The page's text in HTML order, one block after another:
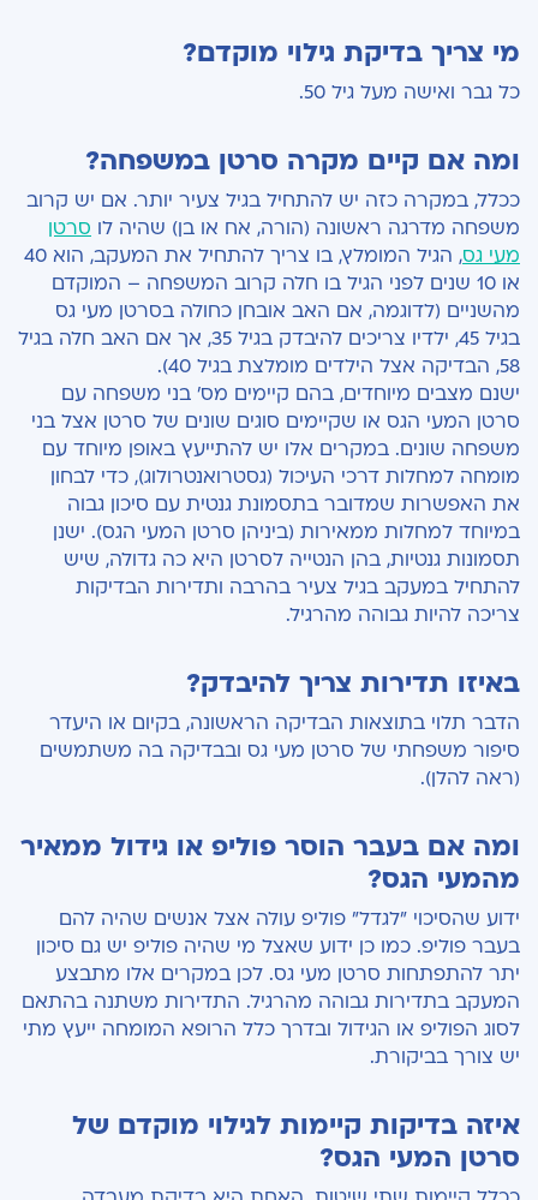
מי צריך בדיקת גילוי מוקדם?
כל גבר ואישה מעל גיל 50.
ומה אם קיים מקרה סרטן במשפחה?
ככלל, במקרה כזה יש להתחיל בגיל צעיר יותר. אם יש קרוב
משפחה מדרגה ראשונה (הורה, אח או בן) שהיה לו סרטן
מעי גס
, הגיל המומלץ, בו צריך להתחיל את המעקב, הוא 40
או 10 שנים לפני הגיל בו חלה קרוב המשפחה – המוקדם
מהשניים (לדוגמה, אם האב אובחן כחולה בסרטן מעי גס
בגיל 45, ילדיו צריכים להיבדק בגיל 35, אך אם האב חלה בגיל
58, הבדיקה אצל הילדים מומלצת בגיל 40).
ישנם מצבים מיוחדים, בהם קיימים מס' בני משפחה עם
סרטן המעי הגס או שקיימים סוגים שונים של סרטן אצל בני
משפחה שונים. במקרים אלו יש להתייעץ באופן מיוחד עם
מומחה למחלות דרכי העיכול (גסטרואנטרולוג), כדי לבחון
את האפשרות שמדובר בתסמונת גנטית עם סיכון גבוה
במיוחד למחלות ממאירות (ביניהן סרטן המעי הגס). ישנן
תסמונות גנטיות, בהן הנטייה לסרטן היא כה גדולה, שיש
להתחיל במעקב בגיל צעיר בהרבה ותדירות הבדיקות
צריכה להיות גבוהה מהרגיל.
באיזו תדירות צריך להיבדק?
הדבר תלוי בתוצאות הבדיקה הראשונה, בקיום או היעדר
סיפור משפחתי של סרטן מעי גס ובבדיקה בה משתמשים
(ראה להלן).
ומה אם בעבר הוסר פוליפ או גידול ממאיר
מהמעי הגס?
ידוע שהסיכוי "לגדל" פוליפ עולה אצל אנשים שהיה להם
בעבר פוליפ. כמו כן ידוע שאצל מי שהיה פוליפ יש גם סיכון
יתר להתפתחות סרטן מעי גס. לכן במקרים אלו מתבצע
המעקב בתדירות גבוהה מהרגיל. התדירות משתנה בהתאם
לסוג הפוליפ או הגידול ובדרך כלל הרופא המומחה ייעץ מתי
יש צורך בביקורת.
איזה בדיקות קיימות לגילוי מוקדם של
סרטן המעי הגס?